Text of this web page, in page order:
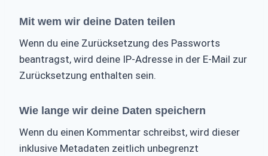
Mit wem wir deine Daten teilen
Wenn du eine Zurücksetzung des Passworts
beantragst, wird deine IP-Adresse in der E-Mail zur
Zurücksetzung enthalten sein.
Wie lange wir deine Daten speichern
Wenn du einen Kommentar schreibst, wird dieser
inklusive Metadaten zeitlich unbegrenzt